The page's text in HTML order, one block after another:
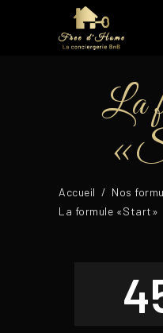
La
Accueil / Nos
La formule «Start»